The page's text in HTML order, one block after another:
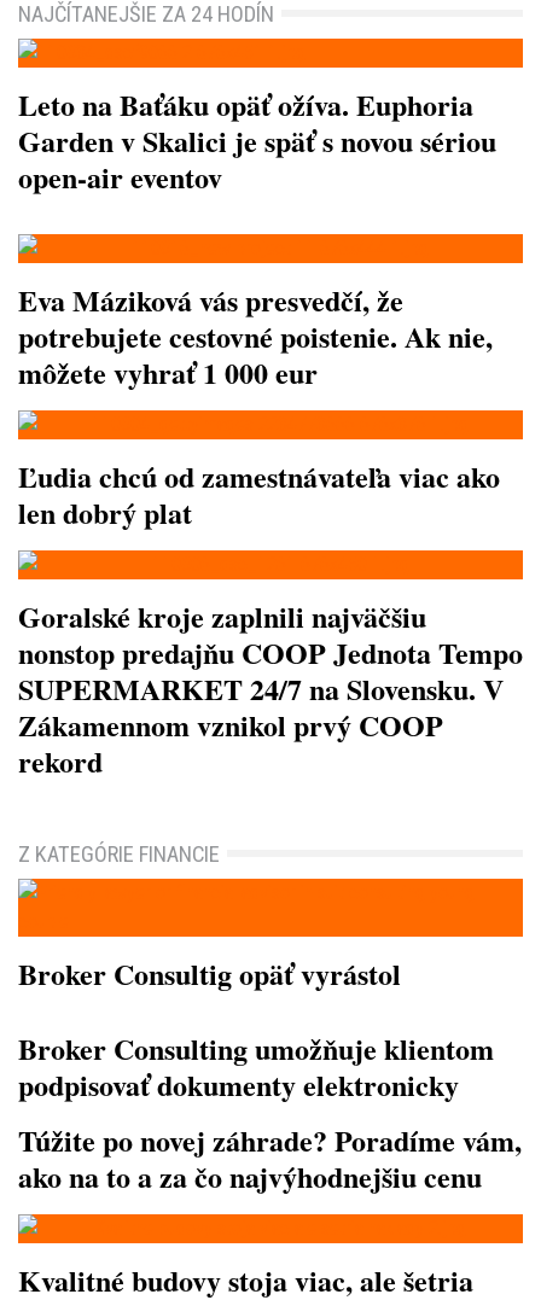
NAJČÍTANEJŠIE ZA 24 HODÍN
Leto na Baťáku opäť ožíva. Euphoria
Garden v Skalici je späť s novou sériou
open-air eventov
Eva Máziková vás presvedčí, že
potrebujete cestovné poistenie. Ak nie,
môžete vyhrať 1 000 eur
Ľudia chcú od zamestnávateľa viac ako
len dobrý plat
Goralské kroje zaplnili najväčšiu
nonstop predajňu COOP Jednota Tempo
SUPERMARKET 24/7 na Slovensku. V
Zákamennom vznikol prvý COOP
rekord
Z KATEGÓRIE FINANCIE
Broker Consultig opäť vyrástol
Broker Consulting umožňuje klientom
podpisovať dokumenty elektronicky
Túžite po novej záhrade? Poradíme vám,
ako na to a za čo najvýhodnejšiu cenu
Kvalitné budovy stoja viac, ale šetria